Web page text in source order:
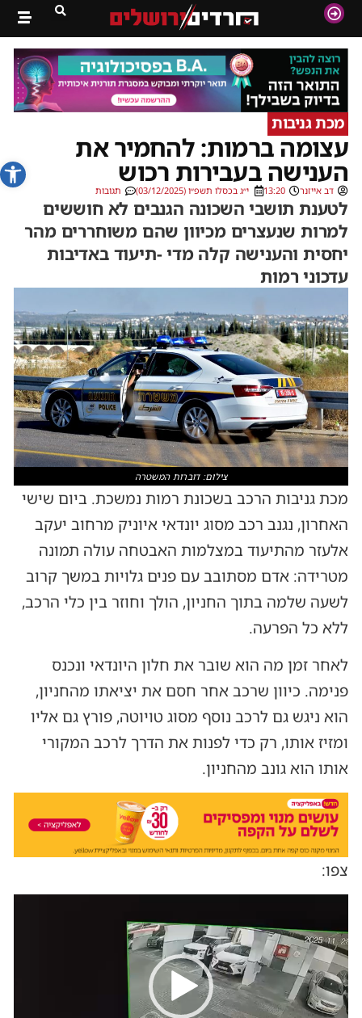
פתח
מכת גניבות
עצומה ברמות: להחמיר את
הענישה בעבירות רכוש
דב אייזנר 13:20 י״ג בכסלו תשפ״ו (03/12/2025) תגובות
לטענת תושבי השכונה הגנבים לא חוששים
למרות שנעצרים מכיוון שהם משוחררים מהר
יחסית והענישה קלה מדי -תיעוד באדיבות
עדכוני רמות
צילום: דוברות המשטרה
מכת גניבות הרכב בשכונת רמות נמשכת. ביום שישי
האחרון, נגנב רכב מסוג יונדאי איוניק מרחוב יעקב
אלעזר מהתיעוד במצלמות האבטחה עולה תמונה
מטרידה: אדם מסתובב עם פנים גלויות במשך קרוב
לשעה שלמה בתוך החניון, הולך וחוזר בין כלי הרכב,
ללא כל הפרעה.
לאחר זמן מה הוא שובר את חלון היונדאי ונכנס
פנימה. כיוון שרכב אחר חסם את יציאתו מהחניון,
הוא ניגש גם לרכב נוסף מסוג טויוטה, פורץ גם אליו
ומזיז אותו, רק כדי לפנות את הדרך לרכב המקורי
אותו הוא גונב מהחניון.
צפו:
וידאו